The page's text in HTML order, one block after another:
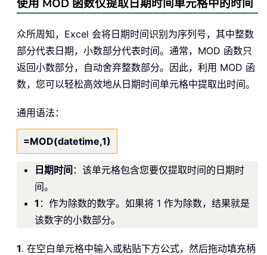
使用 MOD 函数仅提取日期时间单元格中的时间
众所周知，Excel 会将日期时间识别为序列号，其中整数
部分代表日期，小数部分代表时间。通常，MOD 函数只
返回小数部分，自动舍弃整数部分。因此，利用 MOD 函
数，您可以轻松高效地从日期时间单元格中提取出时间。
通用语法：
=MOD(datetime,1)
日期时间 ：该单元格包含您要仅提取时间的日期时
间。
1 ：作为除数的数字。如果将 1 作为除数，结果就是
该数字的小数部分。
1. 在空白单元格中输入或粘贴下方公式，然后拖动填充柄